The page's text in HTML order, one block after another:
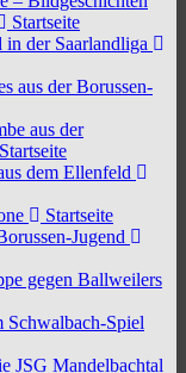
Startseite
der Saarlandliga
aus der Borussen-
aus der
Startseite
dem Ellenfeld
Startseite
Jugend
gegen Ballweilers
Spiel
JSG Mandelbachtal